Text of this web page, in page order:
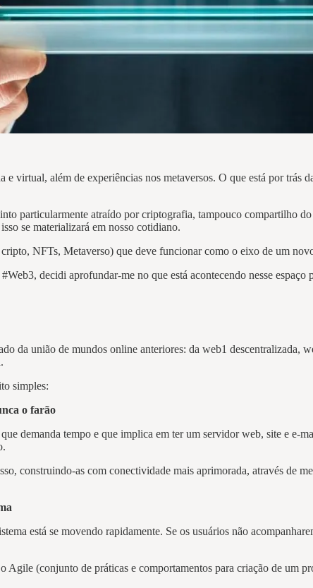
virtual, além de experiências nos metaversos. O que está por trás
particularmente atraído por criptografia, tampouco compartilho
se materializará em nosso cotidiano.
NFTs, Metaverso) que deve funcionar como o eixo de um
decidi aprofundar-me no que está acontecendo nesse espaço
da união de mundos online anteriores: da web1 descentralizada,
.
simples:
o farão
demanda tempo e que implica em ter um servidor web, site e e-
construindo-as com conectividade mais aprimorada, através de
está se movendo rapidamente. Se os usuários não
(conjunto de práticas e comportamentos para criação de um